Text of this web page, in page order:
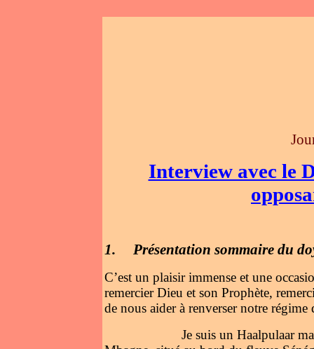
J
Interview avec le
1. Présentation sommaire du
C’est un plaisir immense et une
remercier Dieu et son Prophète,
de nous aider à renverser notre
Je suis un Haalpulaar